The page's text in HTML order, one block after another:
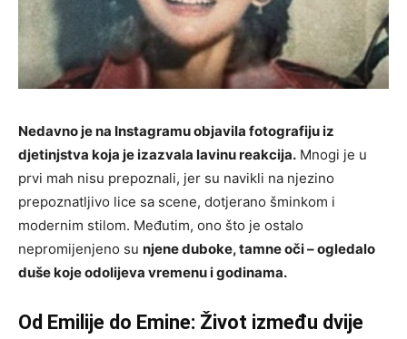
Nedavno je na Instagramu objavila fotografiju iz
djetinjstva koja je izazvala lavinu reakcija. Mnogi je u
prvi mah nisu prepoznali, jer su navikli na njezino
prepoznatljivo lice sa scene, dotjerano šminkom i
modernim stilom. Međutim, ono što je ostalo
nepromijenjeno su njene duboke, tamne oči – ogledalo
duše koje odolijeva vremenu i godinama.
Od Emilije do Emine: Život između dvije